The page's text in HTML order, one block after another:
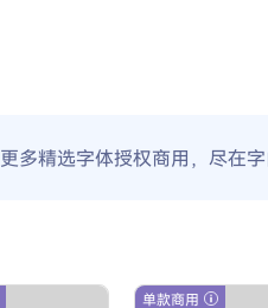
更多精选字体授权商用，尽在
单款商用